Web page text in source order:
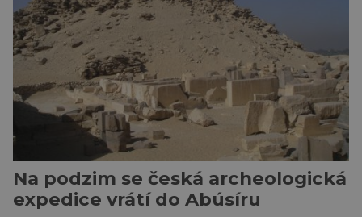
svými velkými nelétavými ptáky. Dominantní
[…]
Na podzim se česká archeologická
expedice vrátí do Abúsíru